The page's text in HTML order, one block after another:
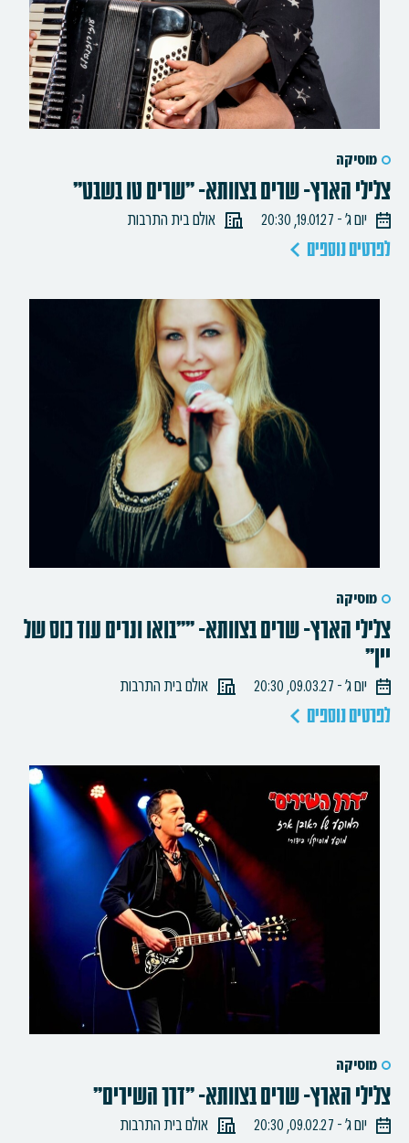
מוסיקה
צלילי הארץ- שרים בצוותא- "שרים טו בשבט"
יום ג׳ - 19.01.27, 20:30 אולם בית התרבות
לפרטים נוספים
מוסיקה
צלילי הארץ- שרים בצוותא- ""בואו ונרים עוד כוס של
יין"
יום ג׳ - 09.03.27, 20:30 אולם בית התרבות
לפרטים נוספים
מוסיקה
צלילי הארץ- שרים בצוותא- "דרך השירים"
יום ג׳ - 09.02.27, 20:30 אולם בית התרבות